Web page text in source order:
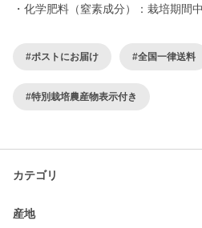
・化学肥料（窒素成分）：栽培期間
#ポストにお届け #全国一律送料
#特別栽培農産物表示付き
カテゴリ
産地